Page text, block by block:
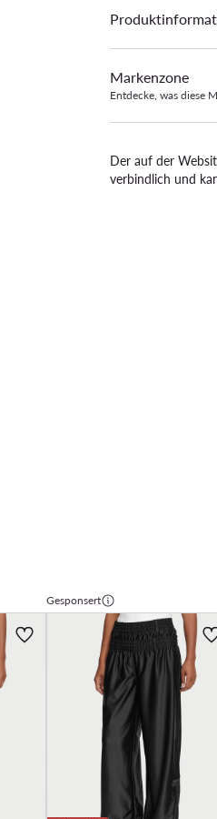
Markenzone
Entdecke, was diese
Der auf der
verbindlich und
Gesponsert